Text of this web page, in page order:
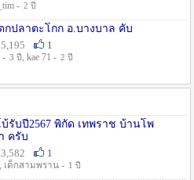
- 2 ปี
กปลาตะโกก อ.บางบาล คับ
1
- 3 ปี , kae 71 - 2 ปี
รับปี2567 พิกัด เทพราช บ้านโพ
ครับ
1
, เด็กสามพราน - 1 ปี